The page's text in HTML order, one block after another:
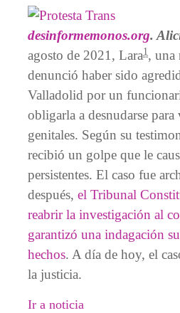
desinformemonos.org.
agosto de 2021, Lara1, una
denunció haber sido
Valladolid por un
obligarla a desnudarse para
genitales. Según su
recibió un golpe que le
persistentes. El caso fue
después,el Tribunal
reabrir la investigación al
garantizó una indagación
hechos. A día de hoy, el
la justicia.
Ir a noticia